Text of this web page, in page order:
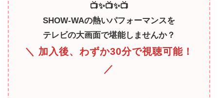
📺✨📺✨📺
SHOW-WAの熱いパフォーマンスを
テレビの大画面で堪能しませんか？
＼ 加入後、わずか30分で視聴可能！
／